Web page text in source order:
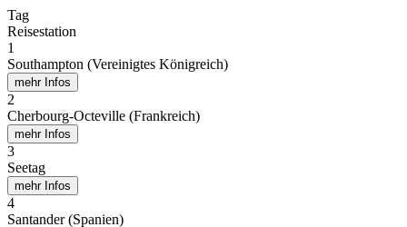
Tag
Reisestation
1
Southampton (Vereinigtes Königreich)
mehr Infos
2
Cherbourg-Octeville (Frankreich)
mehr Infos
3
Seetag
mehr Infos
4
Santander (Spanien)